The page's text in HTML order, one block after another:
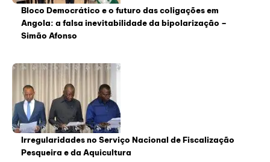
Bloco Democrático e o futuro das coligações em
Angola: a falsa inevitabilidade da bipolarização –
Simão Afonso
Irregularidades no Serviço Nacional de Fiscalização
Pesqueira e da Aquicultura